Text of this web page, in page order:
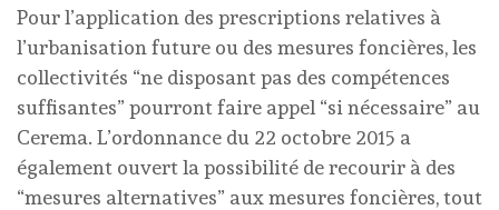
Pour l’application des prescriptions relatives à
l’urbanisation future ou des mesures foncières, les
collectivités “ne disposant pas des compétences
suffisantes” pourront faire appel “si nécessaire” au
Cerema. L’ordonnance du 22 octobre 2015 a
également ouvert la possibilité de recourir à des
“mesures alternatives” aux mesures foncières, tout